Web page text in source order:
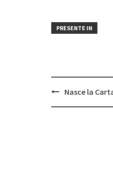
PRESENTE IN
Post
navigation
Nasce la